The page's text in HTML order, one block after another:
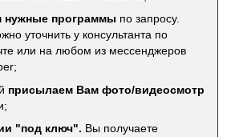
нужные программы по запросу.
уточнить у консультанта по
или на любом из мессенджеров
присылаем Вам фото/видеосмотр
"под ключ". Вы получаете